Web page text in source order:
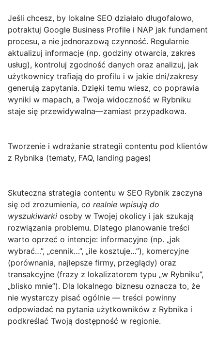
Jeśli chcesz, by lokalne SEO działało długofalowo,
potraktuj Google Business Profile i NAP jak fundament
procesu, a nie jednorazową czynność. Regularnie
aktualizuj informacje (np. godziny otwarcia, zakres
usług), kontroluj zgodność danych oraz analizuj, jak
użytkownicy trafiają do profilu i w jakie dni/zakresy
generują zapytania. Dzięki temu wiesz, co poprawia
wyniki w mapach, a Twoja widoczność w Rybniku
staje się przewidywalna—zamiast przypadkowa.
Tworzenie i wdrażanie strategii contentu pod klientów
z Rybnika (tematy, FAQ, landing pages)
Skuteczna strategia contentu w SEO Rybnik zaczyna
się od zrozumienia, co realnie wpisują do
wyszukiwarki osoby w Twojej okolicy i jak szukają
rozwiązania problemu. Dlatego planowanie treści
warto oprzeć o intencje: informacyjne (np. „jak
wybrać…”, „cennik…”, „ile kosztuje…”), komercyjne
(porównania, najlepsze firmy, przeglądy) oraz
transakcyjne (frazy z lokalizatorem typu „w Rybniku”,
„blisko mnie”). Dla lokalnego biznesu oznacza to, że
nie wystarczy pisać ogólnie — treści powinny
odpowiadać na pytania użytkowników z Rybnika i
podkreślać Twoją dostępność w regionie.